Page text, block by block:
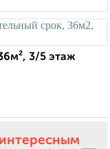
3/5 этаж